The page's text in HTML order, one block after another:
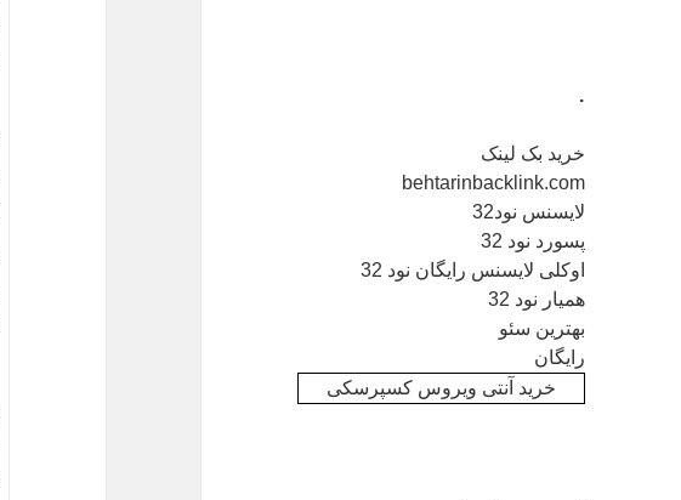
.
خرید بک لینک
behtarinbacklink.com
لایسنس نود32
پسورد نود 32
اوکلی لایسنس رایگان نود 32
همیار نود 32
بهترین سئو
رایگان
خرید آنتی ویروس کسپرسکی